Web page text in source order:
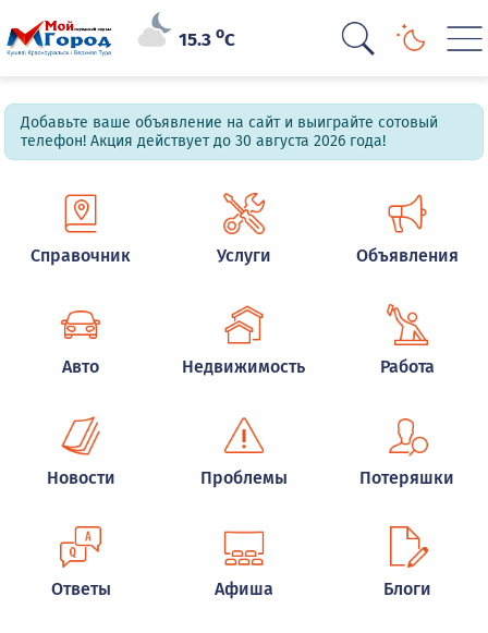
15.3oC
Добавьте ваше объявление на сайт и выиграйте сотовый
телефон! Акция действует до 30 августа 2026 года!
Справочник Услуги Объявления
Авто Недвижимость Работа
Новости Проблемы Потеряшки
Ответы Афиша Блоги